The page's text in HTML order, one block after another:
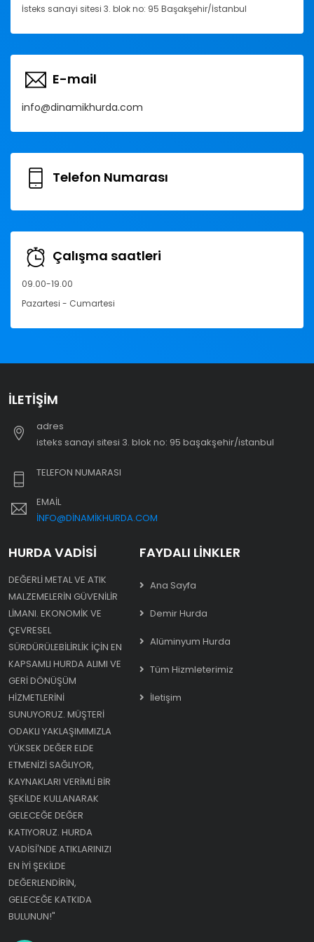
İsteks sanayi sitesi 3. blok no: 95 Başakşehir/İstanbul
E-mail
info@dinamikhurda.com
Telefon Numarası
Çalışma saatleri
09.00-19.00
Pazartesi - Cumartesi
İLETIŞIM
adres
i̇steks sanayi sitesi 3. blok no: 95 başakşehir/i̇stanbul
TELEFON NUMARASI
EMAIL
INFO@DINAMIKHURDA.COM
HURDA VADISI
DEĞERLI METAL VE ATIK
MALZEMELERIN GÜVENILIR
LIMANI. EKONOMIK VE
ÇEVRESEL
SÜRDÜRÜLEBILIRLIK IÇIN EN
KAPSAMLI HURDA ALIMI VE
GERI DÖNÜŞÜM
HIZMETLERINI
SUNUYORUZ. MÜŞTERI
ODAKLI YAKLAŞIMIMIZLA
YÜKSEK DEĞER ELDE
ETMENIZI SAĞLIYOR,
KAYNAKLARI VERIMLI BIR
ŞEKILDE KULLANARAK
GELECEĞE DEĞER
KATIYORUZ. HURDA
VADISI'NDE ATIKLARINIZI
EN IYI ŞEKILDE
DEĞERLENDIRIN,
GELECEĞE KATKIDA
BULUNUN!"
FAYDALI LINKLER
Ana Sayfa
Demir Hurda
Alüminyum Hurda
Tüm Hizmleterimiz
İletişim